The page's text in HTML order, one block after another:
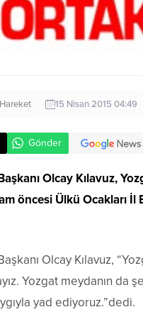
15 Nisan 2015 04:49
Gönder
Olcay Kılavuz,
öncesi Ülkü Ocakları
Olcay Kılavuz,
Yozgat meydanın
yad ediyoruz.”dedi.